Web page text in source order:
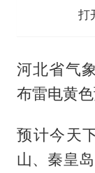
打
河北省气
布雷电黄
预计今天
山、秦皇